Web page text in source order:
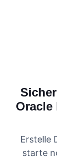
Oracle
Erstelle
starte